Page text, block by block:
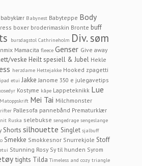
babyklær Babynest Babyteppe Body
boxer broderimaskin Bronte buff
bursdagstol Cathrineholm Div. søm
Mamacita fleece Genser Give away
veske Heilt spesiell & Jubel Hekle
herzdame Hettejakke Hooked zpagetti
ipad etui Jakke Janome 350 e julegavetips
Kostyme kåpe Lappeteknikk Lue
Matoppskrift Mei Tai Milchmonster
Pallesofa pannebånd Prematurklær
Ruska selebukse sengedrage sengeslange
Shorts silhouette Singlet sjalbuff
Smekke Smokkesnor Snurrekjole Stoff
Stunning Rosy Sy til hunden Syrom
tights Tilda Timeless and cozy triangle